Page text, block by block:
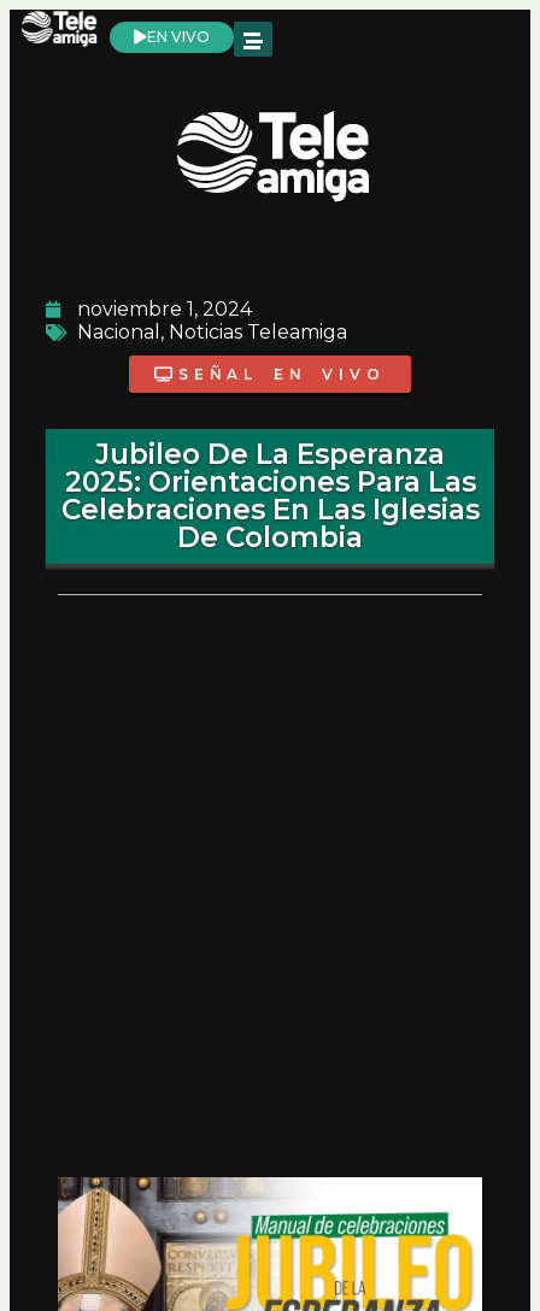
EN VIVO
noviembre 1, 2024
Nacional , Noticias Teleamiga
SEÑAL EN VIVO
Jubileo De La Esperanza
2025: Orientaciones Para Las
Celebraciones En Las Iglesias
De Colombia